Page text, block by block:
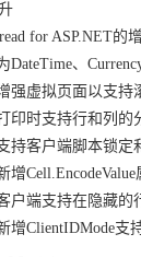
for ASP.NET的
DateTime、
强虚拟页面以支持
印时支持行和列的
持客户端脚本锁定
增
户端支持在隐藏的
增ClientIDMode支持